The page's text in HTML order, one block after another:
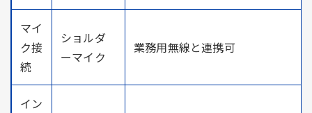
マイ
ク接
続
ショルダ
ーマイク
業務用無線と連携可
イン